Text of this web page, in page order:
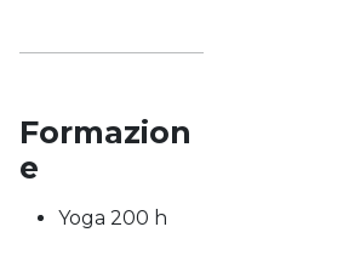
Formazion
e
Yoga 200 h